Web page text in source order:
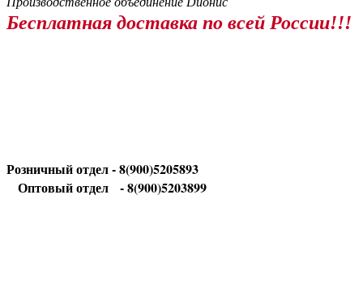
Бесплатная доставка по всей России!!!
Розничный отдел - 8(900)5205893
Оптовый отдел - 8(900)5203899